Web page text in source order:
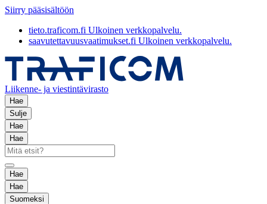
Siirry pääsisältöön
tieto.traficom.fi Ulkoinen verkkopalvelu.
saavutettavuusvaatimukset.fi Ulkoinen verkkopalvelu.
Liikenne- ja viestintävirasto
Hae
Sulje
Hae
Hae
Hae
Hae
Suomeksi